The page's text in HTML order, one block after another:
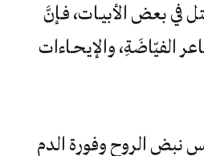
في بعض الأبيـات، فـإنَّ
الفيّاضَةِ، والإيحـاءات
نبض الروح وفورة الدم